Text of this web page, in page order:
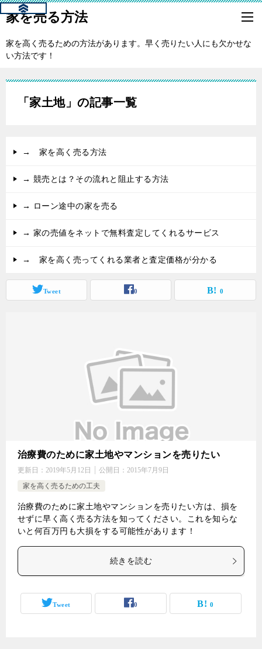
家を売る方法
家を高く売るための方法があります。早く売りたい人にも欠かせな
い方法です！
「家土地」の記事一覧
→ 家を高く売る方法
→ 競売とは？その流れと阻止する方法
→ ローン途中の家を売る
→ 家の売値をネットで無料査定してくれるサービス
→ 家を高く売ってくれる業者と査定価格が分かる
Tweet 0 0
治療費のために家土地やマンションを売りたい
更新日： 2019年5月12日 公開日： 2015年7月9日
家を高く売るための工夫
治療費のために家土地やマンションを売りたい方は、損を
せずに早く高く売る方法を知ってください。これを知らな
いと何百万円も大損をする可能性があります！
続きを読む
Tweet 0 0